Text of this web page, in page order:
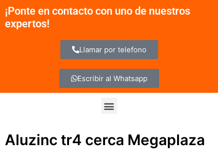
contenido
¡Ponte en contacto con uno de nuestros
expertos!
Llamar por telefono
Escribir al Whatsapp
Menu
Aluzinc tr4 cerca Megaplaza